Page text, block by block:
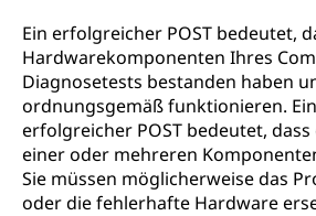
Ein erfolgreicher POST bedeutet,
Hardwarekomponenten Ihres
Diagnosetests bestanden haben
ordnungsgemäß funktionieren.
erfolgreicher POST bedeutet,
einer oder mehreren
Sie müssen möglicherweise das
oder die fehlerhafte Hardware